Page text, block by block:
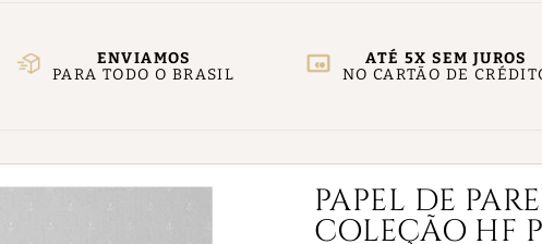
ENVIAMOS
PARA TODO O BRASIL
ATÉ 5X SEM JUROS
NO CARTÃO DE
PAPEL DE
COLEÇÃO HF